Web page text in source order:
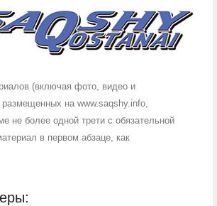
(включая фото, видео и
на www.saqshy.info,
не более одной трети с обязательной
в первом абзаце, как